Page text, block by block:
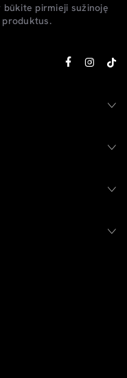
pirmieji sužinoję
produktus.